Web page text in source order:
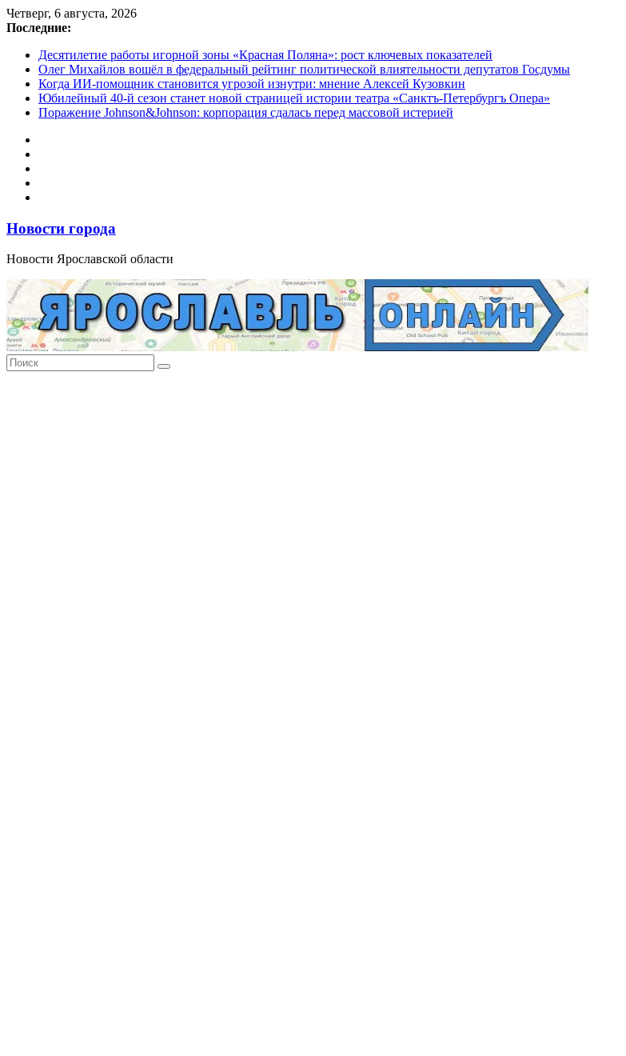
Перейти
к
Четверг, 6 августа, 2026
Последние:
Десятилетие работы игорной зоны «Красная Поляна»: рост ключевых показателей
Олег Михайлов вошёл в федеральный рейтинг политической влиятельности депутатов Госдумы
Когда ИИ-помощник становится угрозой изнутри: мнение Алексей Кузовкин
Юбилейный 40-й сезон станет новой страницей истории театра «Санктъ-Петербургъ Опера»
Поражение Johnson&Johnson: корпорация сдалась перед массовой истерией
Новости города
Новости Ярославской области